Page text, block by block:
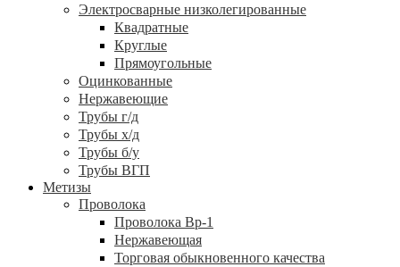
Электросварные низколегированные
Квадратные
Круглые
Прямоугольные
Оцинкованные
Нержавеющие
Трубы г/д
Трубы х/д
Трубы б/у
Трубы ВГП
Метизы
Проволока
Проволока Вр-1
Нержавеющая
Торговая обыкновенного качества